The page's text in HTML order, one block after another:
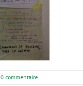
0 commentaire